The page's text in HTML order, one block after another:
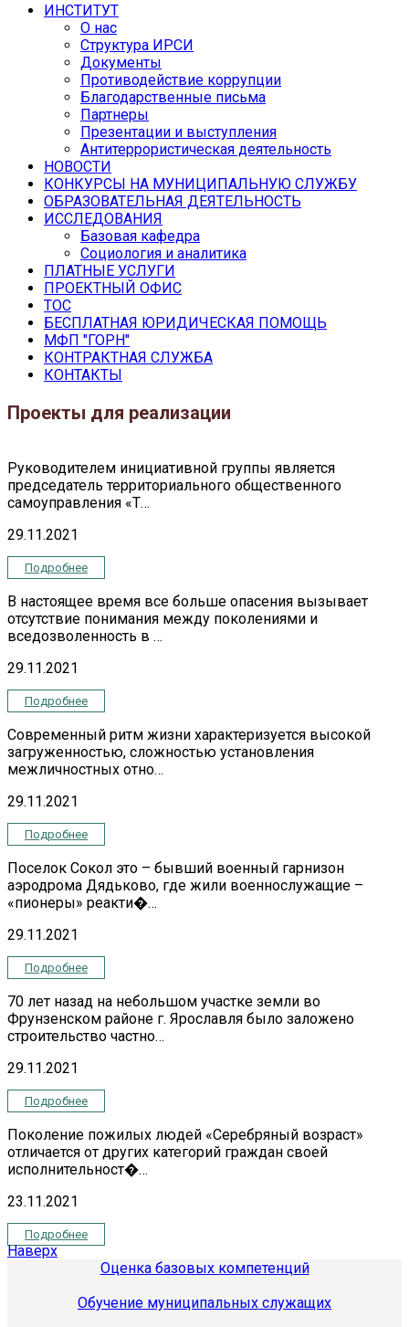
ИНСТИТУТ
О нас
Структура ИРСИ
Документы
Противодействие коррупции
Благодарственные письма
Партнеры
Презентации и выступления
Антитеррористическая деятельность
НОВОСТИ
КОНКУРСЫ НА МУНИЦИПАЛЬНУЮ СЛУЖБУ
ОБРАЗОВАТЕЛЬНАЯ ДЕЯТЕЛЬНОСТЬ
ИССЛЕДОВАНИЯ
Базовая кафедра
Социология и аналитика
ПЛАТНЫЕ УСЛУГИ
ПРОЕКТНЫЙ ОФИС
ТОС
БЕСПЛАТНАЯ ЮРИДИЧЕСКАЯ ПОМОЩЬ
МФП "ГОРН"
КОНТРАКТНАЯ СЛУЖБА
КОНТАКТЫ
Проекты для реализации
Руководителем инициативной группы является
председатель территориального общественного
самоуправления «Т…
29.11.2021
Подробнее
В настоящее время все больше опасения вызывает
отсутствие понимания между поколениями и
вседозволенность в …
29.11.2021
Подробнее
Современный ритм жизни характеризуется высокой
загруженностью, сложностью установления
межличностных отно…
29.11.2021
Подробнее
Поселок Сокол это – бывший военный гарнизон
аэродрома Дядьково, где жили военнослужащие –
«пионеры» реакти�…
29.11.2021
Подробнее
70 лет назад на небольшом участке земли во
Фрунзенском районе г. Ярославля было заложено
строительство частно…
29.11.2021
Подробнее
Поколение пожилых людей «Серебряный возраст»
отличается от других категорий граждан своей
исполнительност�…
23.11.2021
Подробнее
Наверх
Оценка базовых компетенций
Обучение муниципальных служащих